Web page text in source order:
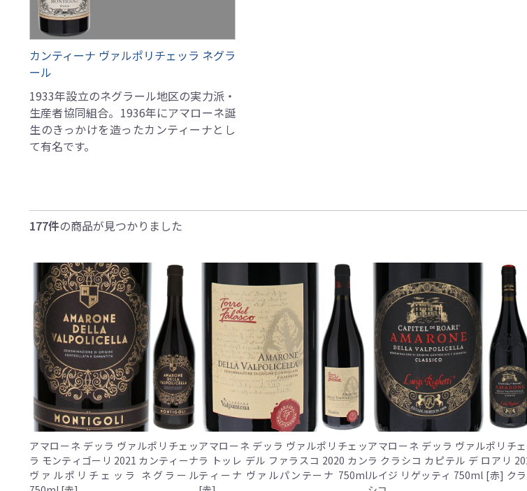
カンティーナ ヴァルポリチェッラ ネグラ
ール
1933年設立のネグラール地区の実力派・
生産者協同組合。1936年にアマローネ誕
生のきっかけを造ったカンティーナとし
て有名です。
177件の商品が見つかりました
アマローネ デッラ ヴァルポリチェッ
ラ モンティゴーリ 2021 カンティーナ
ヴァルポリチェッラ ネグラール
アマローネ デッラ ヴァルポリチェッ
ラ トッレ デル ファラスコ 2020 カン
ティーナ ヴァルパンテーナ 750ml
アマローネ デッラ ヴァルポリチ
ラ クラシコ カピテル デ ロアリ
ルイジ リゲッティ 750ml [赤] クラッ